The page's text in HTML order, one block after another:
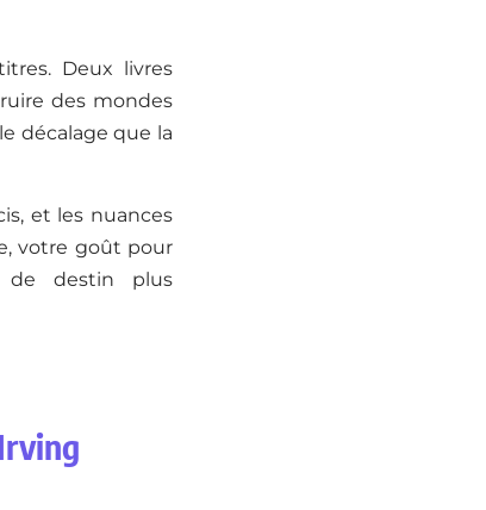
Deux livres
des mondes
décalage que la
et les nuances
votre goût pour
de destin plus